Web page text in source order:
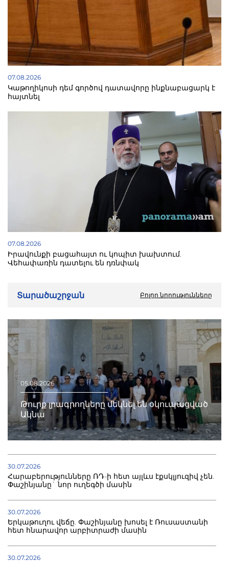
07.08.2026
Կաթողիկոսի դեմ գործով դատավորը ինքնաբացարկ է
հայտնել
07.08.2026
Իրավունքի բացահայտ ու կոպիտ խախտում.
Վեհափառին դատելու են դռնփակ
Տարածաշրջան Բոլոր նորությունները
05.08.2026
Թուրք լրագրողները մեկնել են օկուպացված
Ակնա
30.07.2026
Հարաբերությունները ՌԴ-ի հետ այլևս էքսկլյուզիվ չեն.
Փաշինյանը` նոր ուղեգծի մասին
30.07.2026
Երկաթուղու վեճը. Փաշինյանը խոսել է Ռուսաստանի
հետ հնարավոր արբիտրաժի մասին
30.07.2026